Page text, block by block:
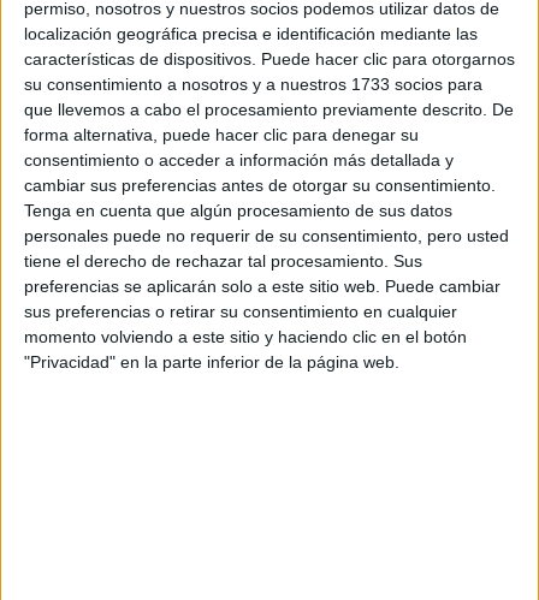
permiso, nosotros y nuestros socios podemos utilizar datos de
localización geográfica precisa e identificación mediante las
características de dispositivos. Puede hacer clic para otorgarnos
su consentimiento a nosotros y a nuestros 1733 socios para
que llevemos a cabo el procesamiento previamente descrito. De
forma alternativa, puede hacer clic para denegar su
consentimiento o acceder a información más detallada y
cambiar sus preferencias antes de otorgar su consentimiento.
Tenga en cuenta que algún procesamiento de sus datos
personales puede no requerir de su consentimiento, pero usted
tiene el derecho de rechazar tal procesamiento. Sus
preferencias se aplicarán solo a este sitio web. Puede cambiar
sus preferencias o retirar su consentimiento en cualquier
momento volviendo a este sitio y haciendo clic en el botón
"Privacidad" en la parte inferior de la página web.
Chica
¿En qué año terminas (o terminaste) bachillerato o FP?
Soy estudiante de:*
Términos y Condiciones de Uso
Aceptolos Términos y Condicionesde uso*